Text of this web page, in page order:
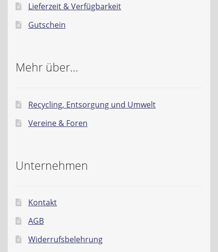
Lieferzeit & Verfügbarkeit
Gutschein
Mehr über…
Recycling, Entsorgung und Umwelt
Vereine & Foren
Unternehmen
Kontakt
AGB
Widerrufsbelehrung